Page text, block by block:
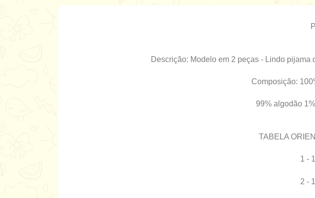
Descrição: Modelo em 2 peças - Lindo
Composição:
99% algodão
TABELA
1 -
2 -